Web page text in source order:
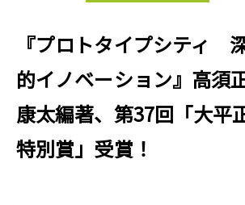
『プロトタイプシティ
的イノベーション』高須
康太編著、第37回「大平
特別賞」受賞！